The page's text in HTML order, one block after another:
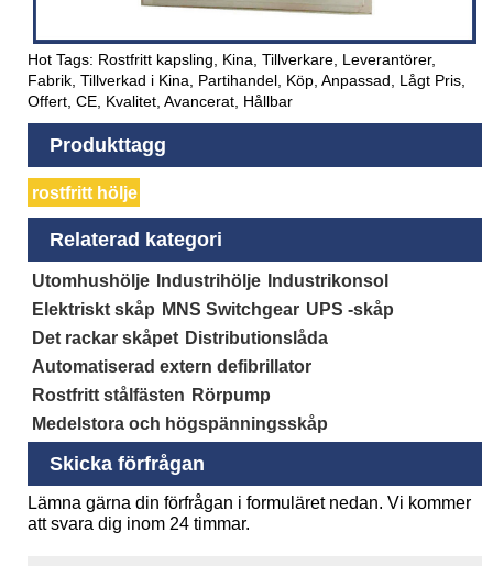
Hot Tags: Rostfritt kapsling, Kina, Tillverkare, Leverantörer,
Fabrik, Tillverkad i Kina, Partihandel, Köp, Anpassad, Lågt Pris,
Offert, CE, Kvalitet, Avancerat, Hållbar
Produkttagg
rostfritt hölje
Relaterad kategori
Utomhushölje Industrihölje
Industrikonsol
Elektriskt skåp MNS Switchgear UPS -skåp
Det rackar skåpet Distributionslåda
Automatiserad extern defibrillator
Rostfritt stålfästen Rörpump
Medelstora och högspänningsskåp
Skicka förfrågan
Lämna gärna din förfrågan i formuläret nedan. Vi kommer
att svara dig inom 24 timmar.